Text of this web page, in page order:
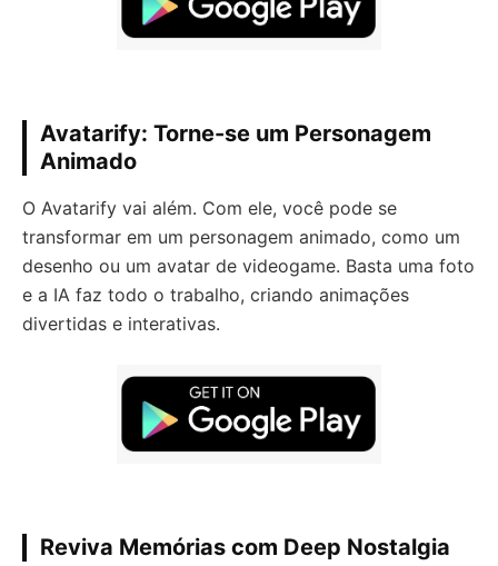
Avatarify: Torne-se um Personagem
Animado
O Avatarify vai além. Com ele, você pode se
transformar em um personagem animado, como um
desenho ou um avatar de videogame. Basta uma foto
e a IA faz todo o trabalho, criando animações
divertidas e interativas.
Reviva Memórias com Deep Nostalgia